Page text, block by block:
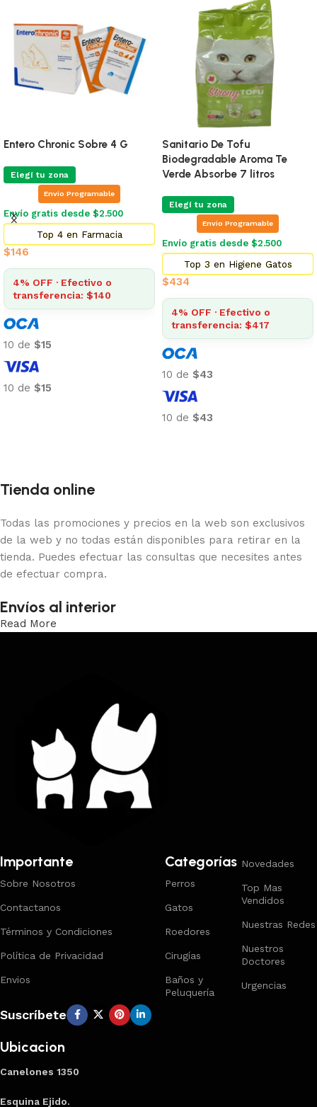
Entero Chronic Sobre 4 G
Elegí tu zona
Envio Programable
Envío gratis desde $2.500
Top 4 en Farmacia
$146
4% OFF · Efectivo o
transferencia: $140
10 de $15
10 de $15
Sanitario De Tofu
Biodegradable Aroma Te
Verde Absorbe 7 litros
Elegí tu zona
Envio Programable
Envío gratis desde $2.500
Top 3 en Higiene Gatos
$434
4% OFF · Efectivo o
transferencia: $417
10 de $43
10 de $43
Tienda online
Todas las promociones y precios en la web son exclusivos
de la web y no todas están disponibles para retirar en la
tienda. Puedes efectuar las consultas que necesites antes
de efectuar compra.
Envíos al interior
Read More
Importante
Sobre Nosotros
Contactanos
Términos y Condiciones
Política de Privacidad
Envios
Categorías
Perros
Gatos
Roedores
Cirugías
Baños y
Peluquería
Novedades
Top Mas
Vendidos
Nuestras Redes
Nuestros
Doctores
Urgencias
Suscríbete
Ubicacion
Canelones 1350
Esquina Ejido.